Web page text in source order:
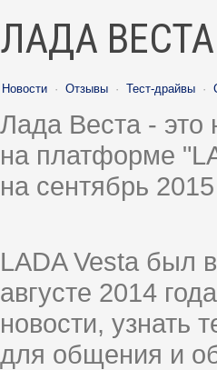
ЛАДА ВЕСТА
Новости · Отзывы · Тест-драйвы ·
Лада Веста -
на платформе
на сентябрь
LADA Vesta был
августе 2014
новости, узнать
для общения и